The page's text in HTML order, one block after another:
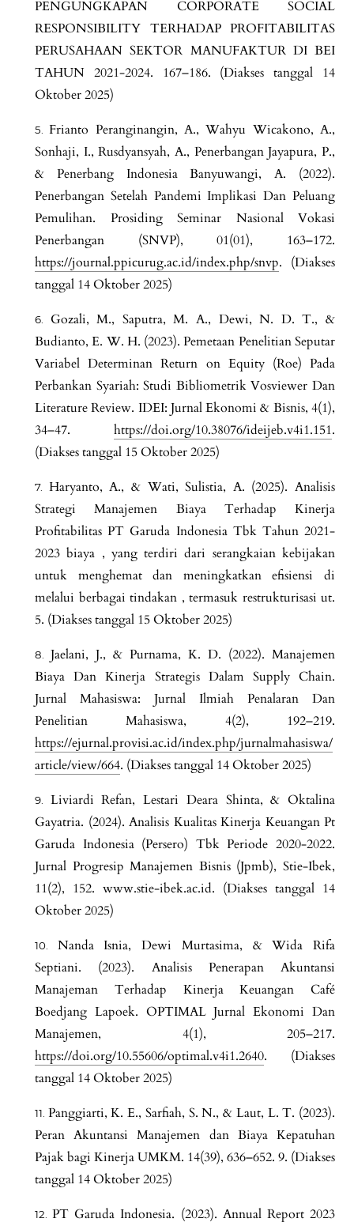
PENGUNGKAPAN CORPORATE SOCIAL
RESPONSIBILITY TERHADAP PROFITABILITAS
PERUSAHAAN SEKTOR MANUFAKTUR DI BEI
TAHUN 2021-2024. 167–186. (Diakses tanggal 14
Oktober 2025)
Frianto Peranginangin, A., Wahyu Wicakono, A.,
Sonhaji, I., Rusdyansyah, A., Penerbangan Jayapura, P.,
& Penerbang Indonesia Banyuwangi, A. (2022).
Penerbangan Setelah Pandemi Implikasi Dan Peluang
Pemulihan. Prosiding Seminar Nasional Vokasi
Penerbangan (SNVP), 01(01), 163–172.
https://journal.ppicurug.ac.id/index.php/snvp. (Diakses
tanggal 14 Oktober 2025)
Gozali, M., Saputra, M. A., Dewi, N. D. T., &
Budianto, E. W. H. (2023). Pemetaan Penelitian Seputar
Variabel Determinan Return on Equity (Roe) Pada
Perbankan Syariah: Studi Bibliometrik Vosviewer Dan
Literature Review. IDEI: Jurnal Ekonomi & Bisnis, 4(1),
34–47. https://doi.org/10.38076/ideijeb.v4i1.151.
(Diakses tanggal 15 Oktober 2025)
Haryanto, A., & Wati, Sulistia, A. (2025). Analisis
Strategi Manajemen Biaya Terhadap Kinerja
Profitabilitas PT Garuda Indonesia Tbk Tahun 2021-
2023 biaya , yang terdiri dari serangkaian kebijakan
untuk menghemat dan meningkatkan efisiensi di
melalui berbagai tindakan , termasuk restrukturisasi ut.
5. (Diakses tanggal 15 Oktober 2025)
Jaelani, J., & Purnama, K. D. (2022). Manajemen
Biaya Dan Kinerja Strategis Dalam Supply Chain.
Jurnal Mahasiswa: Jurnal Ilmiah Penalaran Dan
Penelitian Mahasiswa, 4(2), 192–219.
https://ejurnal.provisi.ac.id/index.php/jurnalmahasiswa/
article/view/664. (Diakses tanggal 14 Oktober 2025)
Liviardi Refan, Lestari Deara Shinta, & Oktalina
Gayatria. (2024). Analisis Kualitas Kinerja Keuangan Pt
Garuda Indonesia (Persero) Tbk Periode 2020-2022.
Jurnal Progresip Manajemen Bisnis (Jpmb), Stie-Ibek,
11(2), 152. www.stie-ibek.ac.id. (Diakses tanggal 14
Oktober 2025)
Nanda Isnia, Dewi Murtasima, & Wida Rifa
Septiani. (2023). Analisis Penerapan Akuntansi
Manajeman Terhadap Kinerja Keuangan Café
Boedjang Lapoek. OPTIMAL Jurnal Ekonomi Dan
Manajemen, 4(1), 205–217.
https://doi.org/10.55606/optimal.v4i1.2640. (Diakses
tanggal 14 Oktober 2025)
Panggiarti, K. E., Sarfiah, S. N., & Laut, L. T. (2023).
Peran Akuntansi Manajemen dan Biaya Kepatuhan
Pajak bagi Kinerja UMKM. 14(39), 636–652. 9. (Diakses
tanggal 14 Oktober 2025)
PT Garuda Indonesia. (2023). Annual Report 2023